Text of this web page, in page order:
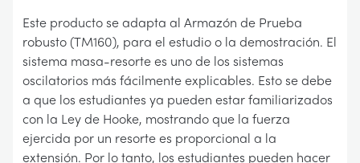
Este producto se adapta al Armazón de Prueba
robusto (TM160), para el estudio o la demostración. El
sistema masa-resorte es uno de los sistemas
oscilatorios más fácilmente explicables. Esto se debe
a que los estudiantes ya pueden estar familiarizados
con la Ley de Hooke, mostrando que la fuerza
ejercida por un resorte es proporcional a la
extensión. Por lo tanto, los estudiantes pueden hacer